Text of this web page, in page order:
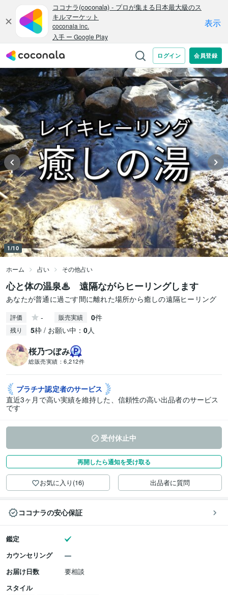
1/10
ホーム 占い その他占い
心と体の温泉♨ 遠隔ながらヒーリングします
あなたが普通に過ごす間に離れた場所から癒しの遠隔ヒーリング
評価 - 販売実績 0件
残り 5枠 / お願い中： 0人
桜乃つぼみ
総販売実績： 6,212件
プラチナ認定者のサービス
直近3ヶ月で高い実績を維持した、信頼性の高い出品者のサービス
です
受付休止中
再開したら通知を受け取る
お気に入り(16) 出品者に質問
ココナラの安心保証
鑑定
カウンセリング
お届け日数
要相談
スタイル